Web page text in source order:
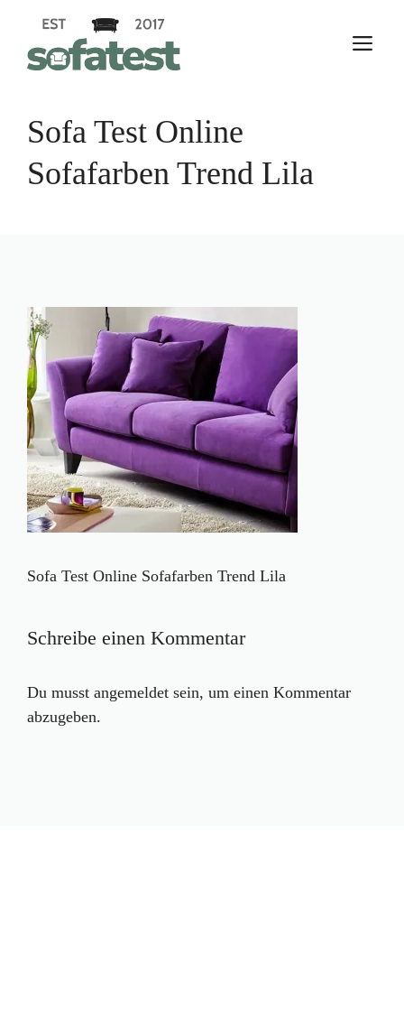
springen
Sofa Test Online
Sofafarben Trend Lila
Sofa Test Online Sofafarben Trend Lila
Schreibe einen Kommentar
Du musst angemeldet sein, um einen Kommentar
abzugeben.